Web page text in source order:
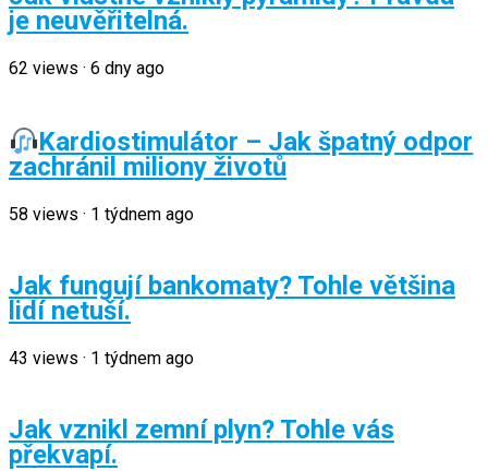
je neuvěřitelná.
62 views · 6 dny ago
Kardiostimulátor – Jak špatný odpor
zachránil miliony životů
58 views · 1 týdnem ago
Jak fungují bankomaty? Tohle většina
lidí netuší.
43 views · 1 týdnem ago
Jak vznikl zemní plyn? Tohle vás
překvapí.